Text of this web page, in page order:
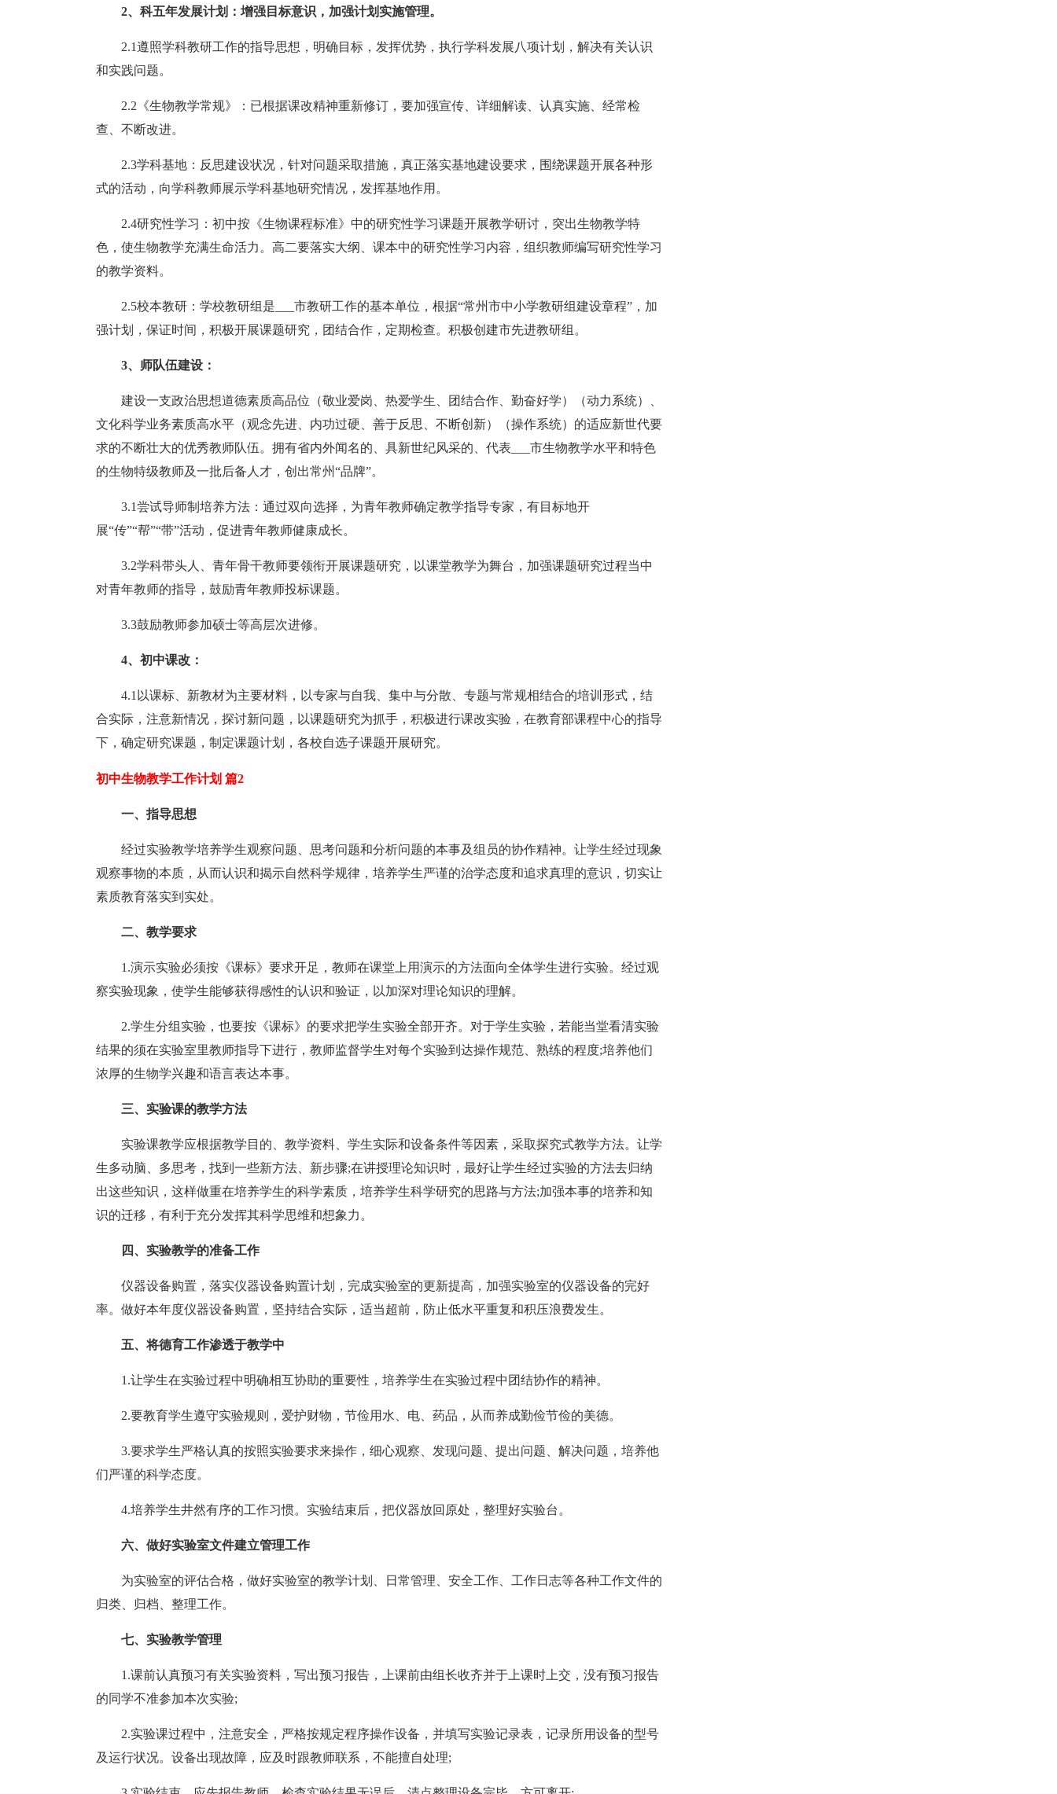
2、科五年发展计划：增强目标意识，加强计划实施管理。
2.1遵照学科教研工作的指导思想，明确目标，发挥优势，执行学科发展八项计划，解决有关认识
和实践问题。
2.2《生物教学常规》：已根据课改精神重新修订，要加强宣传、详细解读、认真实施、经常检
查、不断改进。
2.3学科基地：反思建设状况，针对问题采取措施，真正落实基地建设要求，围绕课题开展各种形
式的活动，向学科教师展示学科基地研究情况，发挥基地作用。
2.4研究性学习：初中按《生物课程标准》中的研究性学习课题开展教学研讨，突出生物教学特
色，使生物教学充满生命活力。高二要落实大纲、课本中的研究性学习内容，组织教师编写研究性学习
的教学资料。
2.5校本教研：学校教研组是___市教研工作的基本单位，根据“常州市中小学教研组建设章程”，加
强计划，保证时间，积极开展课题研究，团结合作，定期检查。积极创建市先进教研组。
3、师队伍建设：
建设一支政治思想道德素质高品位（敬业爱岗、热爱学生、团结合作、勤奋好学）（动力系统）、
文化科学业务素质高水平（观念先进、内功过硬、善于反思、不断创新）（操作系统）的适应新世代要
求的不断壮大的优秀教师队伍。拥有省内外闻名的、具新世纪风采的、代表___市生物教学水平和特色
的生物特级教师及一批后备人才，创出常州“品牌”。
3.1尝试导师制培养方法：通过双向选择，为青年教师确定教学指导专家，有目标地开
展“传”“帮”“带”活动，促进青年教师健康成长。
3.2学科带头人、青年骨干教师要领衔开展课题研究，以课堂教学为舞台，加强课题研究过程当中
对青年教师的指导，鼓励青年教师投标课题。
3.3鼓励教师参加硕士等高层次进修。
4、初中课改：
4.1以课标、新教材为主要材料，以专家与自我、集中与分散、专题与常规相结合的培训形式，结
合实际，注意新情况，探讨新问题，以课题研究为抓手，积极进行课改实验，在教育部课程中心的指导
下，确定研究课题，制定课题计划，各校自选子课题开展研究。
初中生物教学工作计划 篇2
一、指导思想
经过实验教学培养学生观察问题、思考问题和分析问题的本事及组员的协作精神。让学生经过现象
观察事物的本质，从而认识和揭示自然科学规律，培养学生严谨的治学态度和追求真理的意识，切实让
素质教育落实到实处。
二、教学要求
1.演示实验必须按《课标》要求开足，教师在课堂上用演示的方法面向全体学生进行实验。经过观
察实验现象，使学生能够获得感性的认识和验证，以加深对理论知识的理解。
2.学生分组实验，也要按《课标》的要求把学生实验全部开齐。对于学生实验，若能当堂看清实验
结果的须在实验室里教师指导下进行，教师监督学生对每个实验到达操作规范、熟练的程度;培养他们
浓厚的生物学兴趣和语言表达本事。
三、实验课的教学方法
实验课教学应根据教学目的、教学资料、学生实际和设备条件等因素，采取探究式教学方法。让学
生多动脑、多思考，找到一些新方法、新步骤;在讲授理论知识时，最好让学生经过实验的方法去归纳
出这些知识，这样做重在培养学生的科学素质，培养学生科学研究的思路与方法;加强本事的培养和知
识的迁移，有利于充分发挥其科学思维和想象力。
四、实验教学的准备工作
仪器设备购置，落实仪器设备购置计划，完成实验室的更新提高，加强实验室的仪器设备的完好
率。做好本年度仪器设备购置，坚持结合实际，适当超前，防止低水平重复和积压浪费发生。
五、将德育工作渗透于教学中
1.让学生在实验过程中明确相互协助的重要性，培养学生在实验过程中团结协作的精神。
2.要教育学生遵守实验规则，爱护财物，节俭用水、电、药品，从而养成勤俭节俭的美德。
3.要求学生严格认真的按照实验要求来操作，细心观察、发现问题、提出问题、解决问题，培养他
们严谨的科学态度。
4.培养学生井然有序的工作习惯。实验结束后，把仪器放回原处，整理好实验台。
六、做好实验室文件建立管理工作
为实验室的评估合格，做好实验室的教学计划、日常管理、安全工作、工作日志等各种工作文件的
归类、归档、整理工作。
七、实验教学管理
1.课前认真预习有关实验资料，写出预习报告，上课前由组长收齐并于上课时上交，没有预习报告
的同学不准参加本次实验;
2.实验课过程中，注意安全，严格按规定程序操作设备，并填写实验记录表，记录所用设备的型号
及运行状况。设备出现故障，应及时跟教师联系，不能擅自处理;